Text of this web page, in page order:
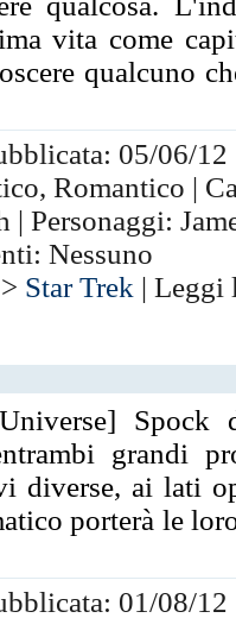
vita come
qualcuno
05/06/
Romantico |
| Personaggi:
Nessuno
> Star Trek | Leggi
Spock
grandi
diverse, ai lati
porterà le
01/08/